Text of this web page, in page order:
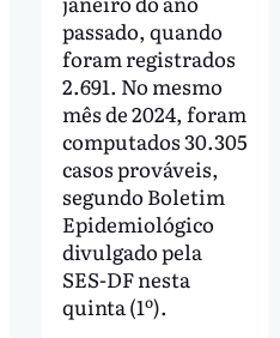
passado, quando
foram registrados
2.691. No mesmo
mês de 2024, foram
computados 30.305
casos prováveis,
segundo Boletim
Epidemiológico
divulgado pela
SES-DF nesta
quinta (1º).